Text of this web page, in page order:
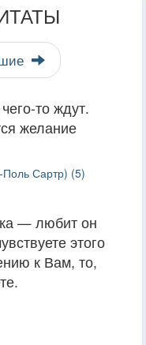
то ждут.
желание
Сартр) (5)
— любит он
этого
к Вам, то,